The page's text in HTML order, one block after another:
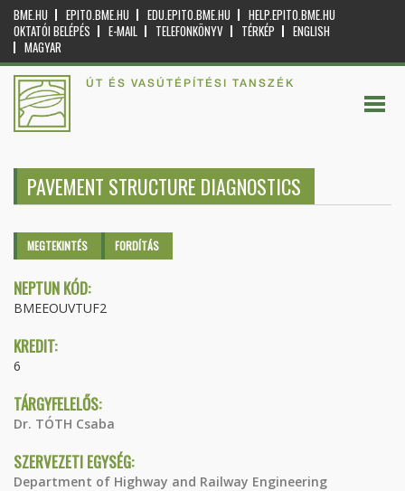
BME.HU EPITO.BME.HU EDU.EPITO.BME.HU
HELP.EPITO.BME.HU
OKTATÓI BELÉPÉS
E-MAIL TELEFONKÖNYV TÉRKÉP
ENGLISH
MAGYAR
ÚT ÉS VASÚTÉPÍTÉSI TANSZÉK
PAVEMENT STRUCTURE DIAGNOSTICS
Elsődleges fülek
MEGTEKINTÉS (AKTÍVFORDÍTÁS
NEPTUN KÓD:
BMEEOUVTUF2
KREDIT:
6
TÁRGYFELELŐS:
Dr. TÓTH Csaba
SZERVEZETI EGYSÉG:
Department of Highway and Railway Engineering